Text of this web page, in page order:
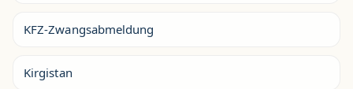
KFZ-Zwangsabmeldung
Kirgistan